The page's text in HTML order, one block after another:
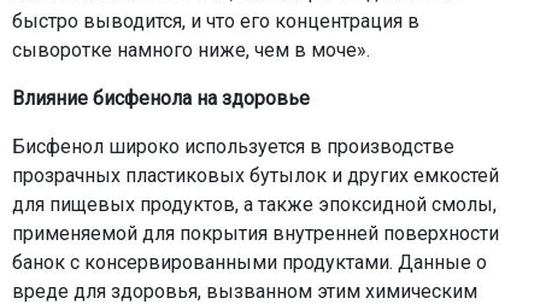
быстро выводится, и что его концентрация в
сыворотке намного ниже, чем в моче».
Влияние бисфенола на здоровье
Бисфенол широко используется в производстве
прозрачных пластиковых бутылок и других емкостей
для пищевых продуктов, а также эпоксидной смолы,
применяемой для покрытия внутренней поверхности
банок с консервированными продуктами. Данные о
вреде для здоровья, вызванном этим химическим